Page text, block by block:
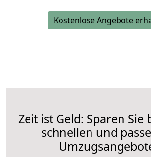
Kostenlose Angebote
Zeit ist Geld: Sparen Sie
schnellen und